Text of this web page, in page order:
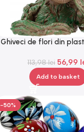
Ghiveci de flori din
113,98lei 56,99
Add to basket
-50%